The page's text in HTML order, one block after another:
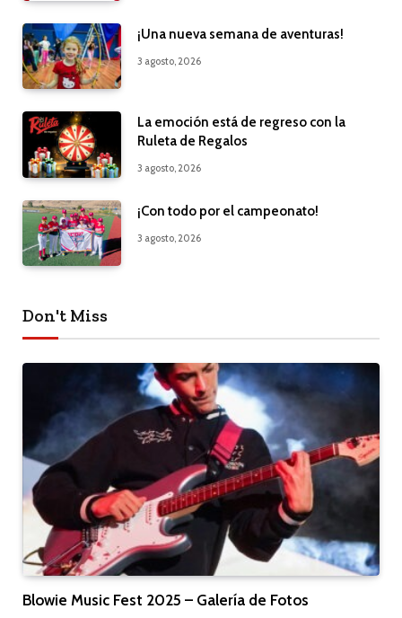
¡Una nueva semana de aventuras!
3 agosto, 2026
La emoción está de regreso con la
Ruleta de Regalos
3 agosto, 2026
¡Con todo por el campeonato!
3 agosto, 2026
Don't Miss
Blowie Music Fest 2025 – Galería de Fotos